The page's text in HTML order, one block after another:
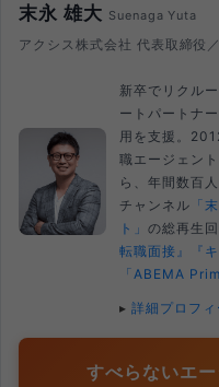
末永 雄大 Suenaga Yuta
アクシス株式会社 代表取締役
新卒でリクル
ートパートナ
用を支援。
職エージェン
ら、年間数百
チャンネル 「
ト」 の総再生
転職面接』
『
「ABEMA
▸ 詳細プロフィ
すべらないエ